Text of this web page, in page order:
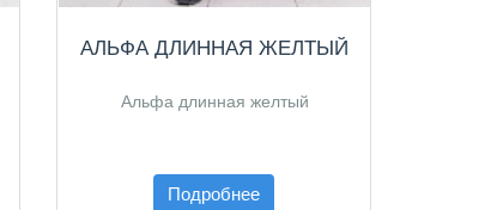
АЛЬФА ДЛИННАЯ ЖЕЛТЫЙ
Альфа длинная желтый
Подробнее